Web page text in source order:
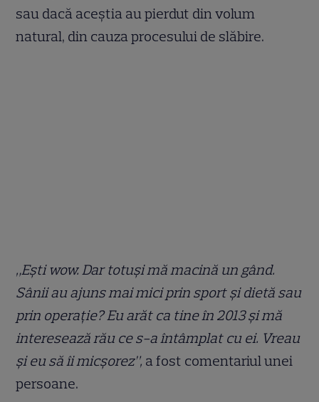
sau dacă aceștia au pierdut din volum
natural, din cauza procesului de slăbire.
„Ești wow. Dar totuși mă macină un gând.
Sânii au ajuns mai mici prin sport și dietă sau
prin operație? Eu arăt ca tine în 2013 și mă
interesează rău ce s-a întâmplat cu ei. Vreau
și eu să îi micșorez”, a fost comentariul unei
persoane.